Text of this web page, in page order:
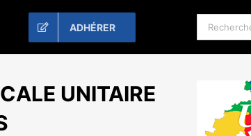
ADHÉRER Rechercher:
UNITAIRE